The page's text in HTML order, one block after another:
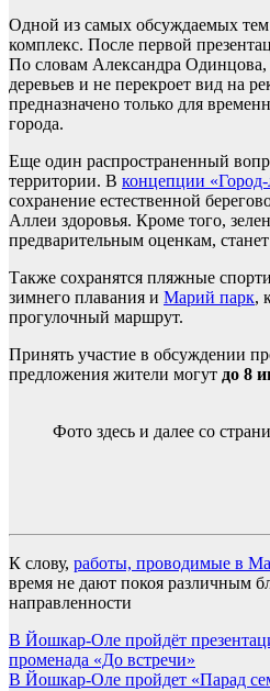
Одной из самых обсуждаемых
комплекс. После первой
По словам Александра Одинцова,
деревьев и не перекроет вид на
предназначено только для
города.
Еще один распространенный
территории. В концепции «Город-
сохранение естественной
Аллеи здоровья. Кроме того,
предварительным оценкам,
Также сохранятся пляжные
зимнего плавания и Марий парк,
прогулочный маршрут.
Принять участие в обсуждении
предложения жители могут до 8
Фото здесь и далее со
К слову, работы, проводимые в
время не дают покоя различным
направленности
Навигация
по
В Йошкар-Оле пройдёт
променада «До встречи»
В Йошкар-Оле пройдет «Парад